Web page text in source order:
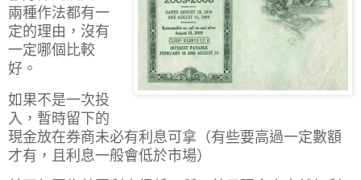
兩種作法都有一
定的理由，沒有
一定哪個比較
好。
如果不是一次投
入，暫時留下的
現金放在券商未必有利息可拿（有些要高過一定數額
才有，且利息一般會低於市場）